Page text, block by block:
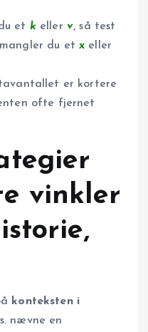
et keller v, så test
du etx eller
er kortere
ofte fjernet
vinkler
konteksten i
nævne en